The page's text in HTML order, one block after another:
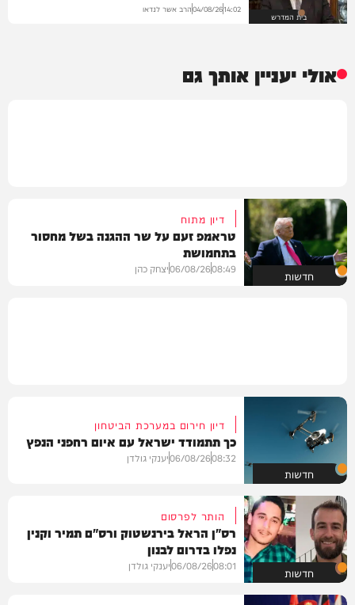
בית המדרש
14:02
04/08/26הרב אשר לנדאו
אולי יעניין אותך גם
חדשות
דיון מתוח
טראמפ זעם על שר ההגנה בשל מחסור
בתחמושת
08:49
06/08/26יצחק כהן
חדשות
דיון חירום במערכת הביטחון
כך תתמודד ישראל עם איום רחפני הנפץ
08:32
06/08/26יענקי גולדן
חדשות
הותר לפרסום
רס"ן הראל בירנשטוק ורס"ם תמיר וקנין
נפלו בדרום לבנון
08:01
06/08/26יענקי גולדן